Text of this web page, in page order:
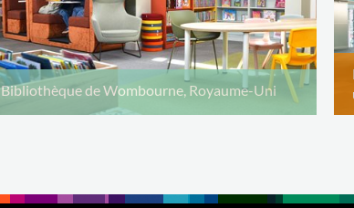
Bibliothèque de Wombourne, Royaume-Uni